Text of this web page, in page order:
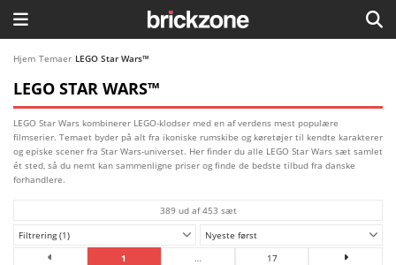
HJEM
TEMAER
BLOG
LEGO FAVORITTER
Hjem Temaer LEGO Star Wars™
LEGO STAR WARS™
LEGO Star Wars kombinerer LEGO-klodser med en af verdens mest populære
filmserier. Temaet byder på alt fra ikoniske rumskibe og køretøjer til kendte karakterer
og episke scener fra Star Wars-universet. Her finder du alle LEGO Star Wars sæt samlet
ét sted, så du nemt kan sammenligne priser og finde de bedste tilbud fra danske
forhandlere.
1 … 17
389 ud af 453 sæt
Filtrering (1)
Nyeste først